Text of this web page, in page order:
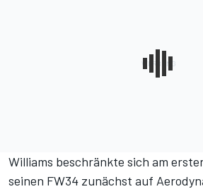
Williams beschränkte sich am
seinen FW34 zunächst auf